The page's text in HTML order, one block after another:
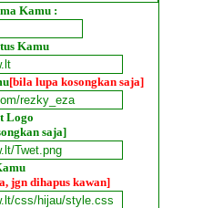
Kamu :
Kamu
[bila lupa kosongkan saja]
Logo
saja]
jgn dihapus kawan]